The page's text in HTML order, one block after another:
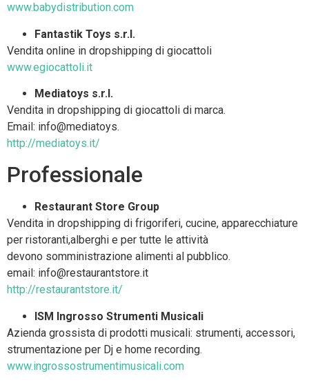
www.babydistribution.com
Fantastik Toys s.r.l.
Vendita online in dropshipping di giocattoli
www.egiocattoli.it
Mediatoys s.r.l.
Vendita in dropshipping di giocattoli di marca.
Email: info@mediatoys.
http://mediatoys.it/
Professionale
Restaurant Store Group
Vendita in dropshipping di frigoriferi, cucine, apparecchiature
per ristoranti,alberghi e per tutte le attività
devono somministrazione alimenti al pubblico.
email: info@restaurantstore.it
http://restaurantstore.it/
ISM Ingrosso Strumenti Musicali
Azienda grossista di prodotti musicali: strumenti, accessori,
strumentazione per Dj e home recording.
www.ingrossostrumentimusicali.com